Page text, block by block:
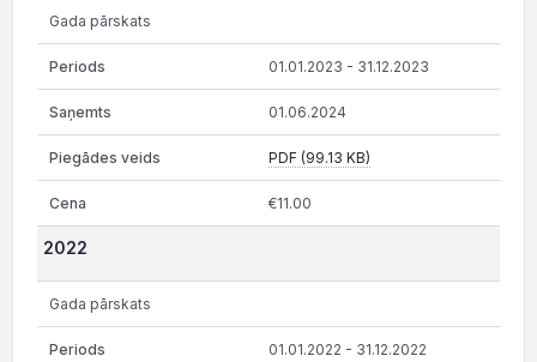
Gada pārskats
01.01.2023 - 31.12.2023
01.06.2024
PDF (99.13 KB)
€11.00
2022
Gada pārskats
01.01.2022 - 31.12.2022